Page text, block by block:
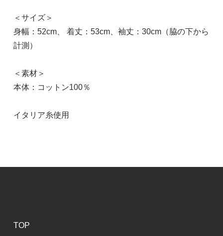
＜サイズ＞
身幅：52cm、 着丈：53cm、袖丈：30cm（脇の下から
計測）
＜素材＞
本体：コットン100％
イタリア糸使用
40
ブラック
TOP